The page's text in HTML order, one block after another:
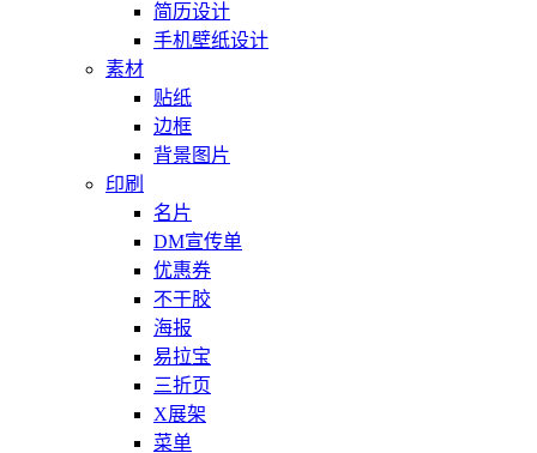
简历设计
手机壁纸设计
素材
贴纸
边框
背景图片
印刷
名片
DM宣传单
优惠券
不干胶
海报
易拉宝
三折页
X展架
菜单